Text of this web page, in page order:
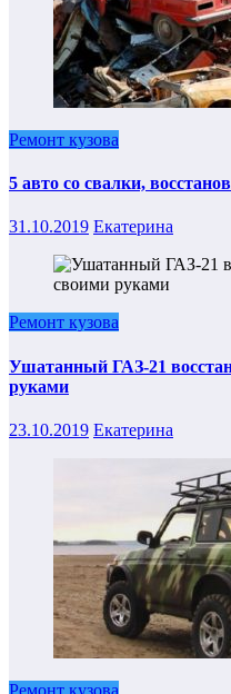
Ремонт кузова
5 авто со свалки,
31.10.2019 Екатерина
Ремонт кузова
Ушатанный ГАЗ-21
руками
23.10.2019 Екатерина
Ремонт кузова